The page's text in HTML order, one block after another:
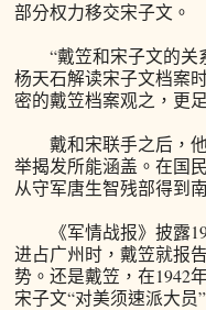
部分权力移交宋子文。
“戴笠和宋子文的关
杨天石解读宋子文档案
密的戴笠档案观之，更
戴和宋联手之后，他
举揭发所能涵盖。在国
从守军唐生智残部得到
《军情战报》披露
进占广州时，戴笠就报
势。还是戴笠，在1942
宋子文“对美须速派大员”